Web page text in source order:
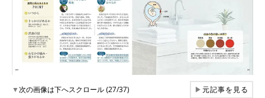
▼次の画像は下へスクロール (27/37) ▶元記事を見る